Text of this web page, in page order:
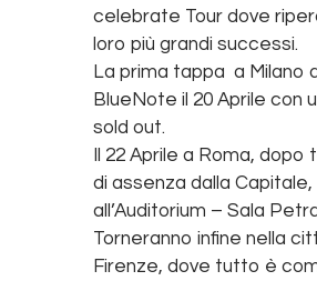
celebrate Tour dove
loro più grandi successi.
La prima tappa a Milano
BlueNote il 20 Aprile con
sold out.
Il 22 Aprile a Roma, dopo
di assenza dalla Capitale,
all’Auditorium – Sala
Torneranno infine nella
Firenze, dove tutto è